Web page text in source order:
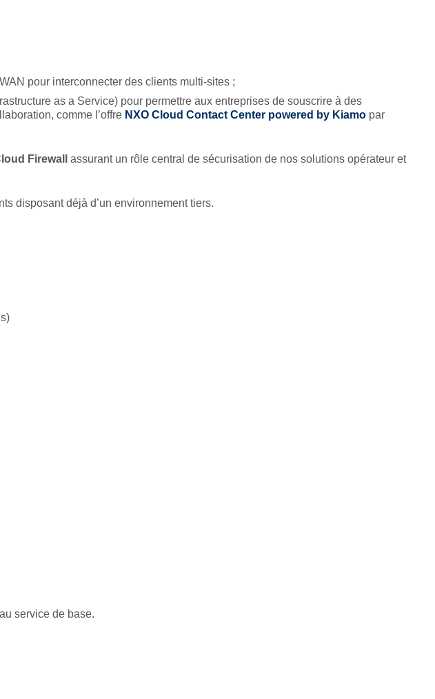
pour interconnecter des clients multi-sites ;
as a Service) pour permettre aux entreprises de souscrire à des
comme l’offre NXO Cloud Contact Center powered by Kiamo par
Firewall
assurant un rôle central de sécurisation de nos solutions opérateur et
disposant déjà d’un environnement tiers.
service de base.